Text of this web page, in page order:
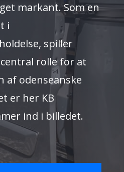
markant. Som en
i
spiller
rolle for at
af odenseanske
er her KB
ind i billedet.